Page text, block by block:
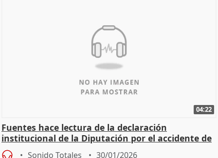
04:22
Fuentes hace lectura de la declaración
institucional de la Diputación por el accidente de
Adamuz
Sonido Totales 30/01/2026